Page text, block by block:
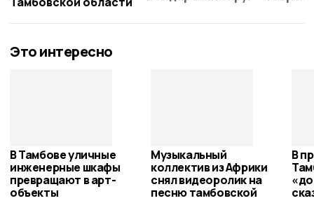
Это интересно
В Тамбове уличные
инженерные шкафы
превращают в арт-
объекты
Музыкальный
коллектив из Африки
снял видеоролик на
песню тамбовской
В